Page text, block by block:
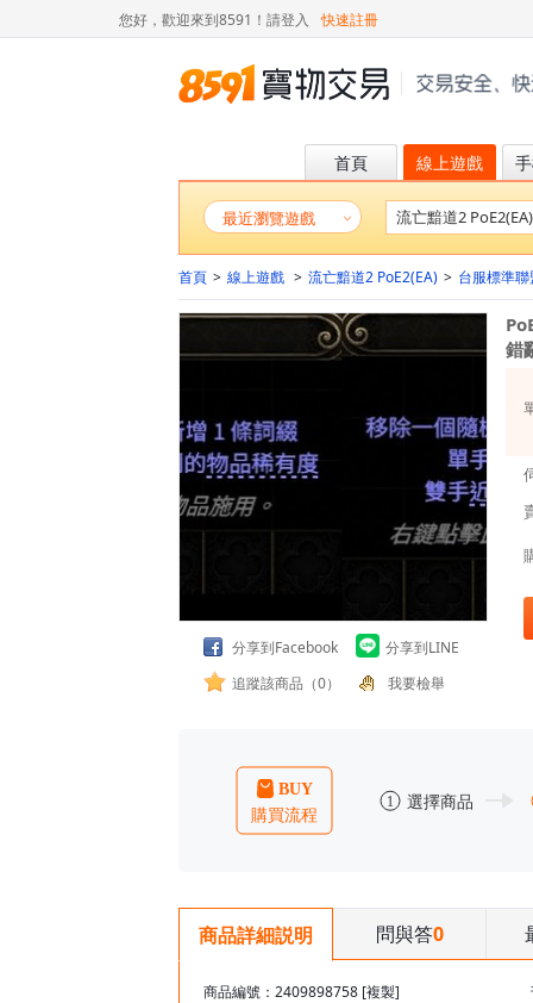
您好，歡迎來到8591！ 請登入 快速註冊
首頁 線上遊戲
最近瀏覽遊戲
首頁 > 線上遊戲 > 流亡黯道2 PoE2(EA) > 台服標準聯
分享到Facebook
分享到LINE
追蹤該商品（0）
我要檢舉
錯
商品詳細説明 問與答0
商品編號：2409898758 [複製]